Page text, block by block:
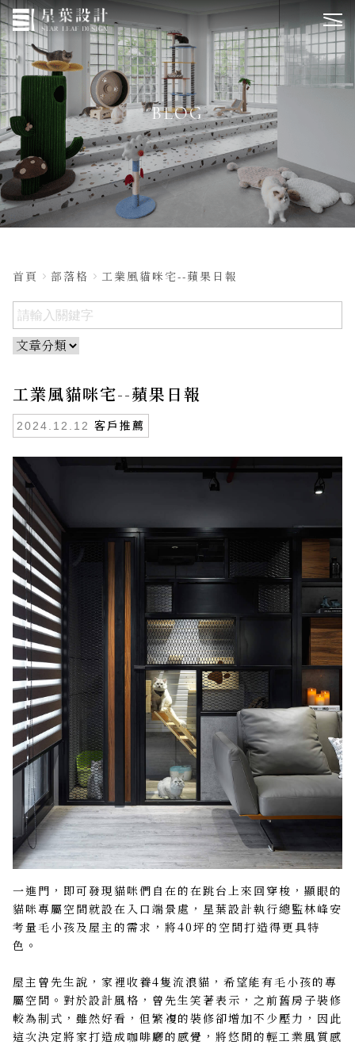
BLOG
首頁 部落格 工業風貓咪宅--蘋果日報
工業風貓咪宅--蘋果日報
2024.12.12 客戶推薦
一進門，即可發現貓咪們自在的在跳台上來回穿梭，顯眼的
貓咪專屬空間就設在入口端景處，星葉設計執行總監林峰安
考量毛小孩及屋主的需求，將40坪的空間打造得更具特
色。
屋主曾先生說，家裡收養4隻流浪貓，希望能有毛小孩的專
屬空間。對於設計風格，曾先生笑著表示，之前舊房子裝修
較為制式，雖然好看，但繁複的裝修卻增加不少壓力，因此
這次決定將家打造成咖啡廳的感覺，將悠閒的輕工業風質感